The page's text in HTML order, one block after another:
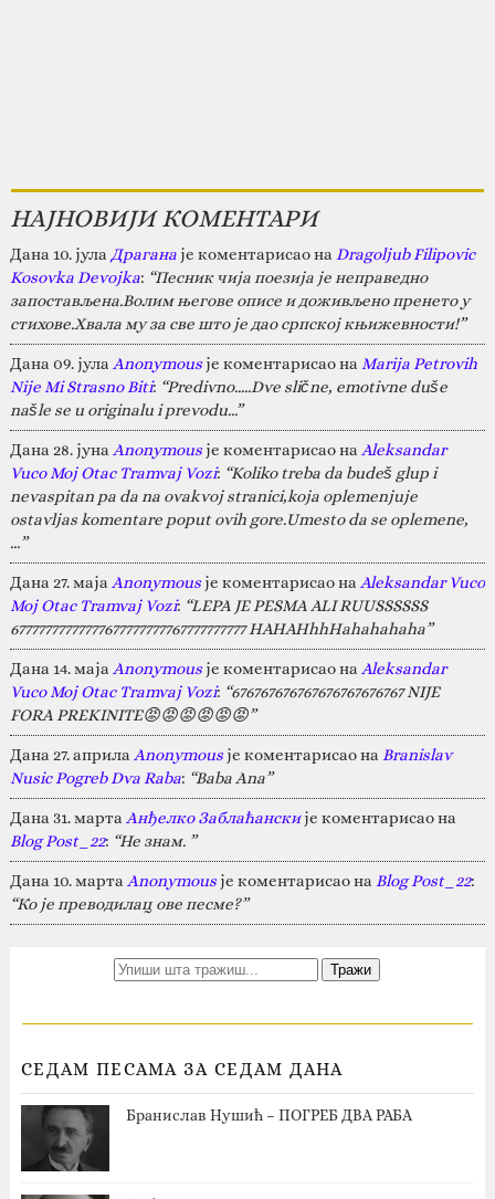
НАЈНОВИЈИ КОМЕНТАРИ
Дана 10. јула Драганаје коментарисао на Dragoljub Filipovic
Kosovka Devojka: “Песник чија поезија је неправедно
запостављена.Волим његове описе и доживљено пренето у
стихове.Хвала му за све што је дао српској књижевности!”
Дана 09. јула Anonymousје коментарисао на Marija Petrovih
Nije Mi Strasno Biti: “Predivno.....Dve slične, emotivne duše
našle se u originalu i prevodu...”
Дана 28. јуна Anonymousје коментарисао на Aleksandar
Vuco Moj Otac Tramvaj Vozi: “Koliko treba da budeš glup i
nevaspitan pa da na ovakvoj stranici,koja oplemenjuje
ostavljas komentare poput ovih gore.Umesto da se oplemene,
…”
Дана 27. маја Anonymousје коментарисао на Aleksandar Vuco
Moj Otac Tramvaj Vozi: “LEPA JE PESMA ALI RUUSSSSSS
67777777777777677777777767777777777 HAHAHhhHahahahaha”
Дана 14. маја Anonymousје коментарисао на Aleksandar
Vuco Moj Otac Tramvaj Vozi: “676767676767676767676767 NIJE
FORA PREKINITE😡😡😡😡😡😡”
Дана 27. априла Anonymousје коментарисао на Branislav
Nusic Pogreb Dva Raba: “Baba Ana”
Дана 31. марта Анђелко Заблаћанскије коментарисао на
Blog Post_22: “Не знам. ”
Дана 10. марта Anonymousје коментарисао на Blog Post_22:
“Ко је преводилац ове песме?”
СЕДАМ ПЕСАМА ЗА СЕДАМ ДАНА
Бранислав Нушић – ПОГРЕБ ДВА РАБА